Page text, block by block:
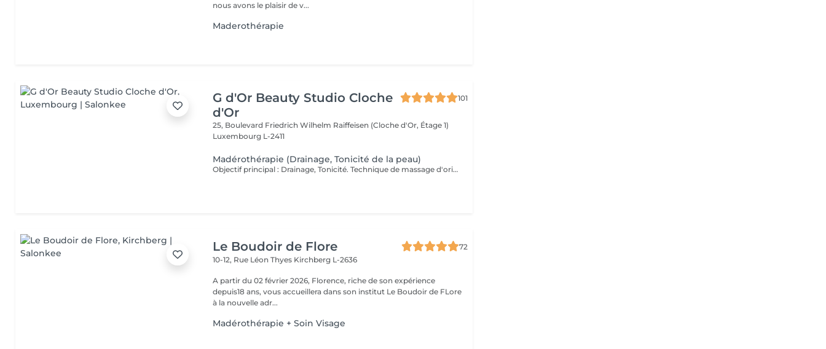
nous avons le plaisir de v...
Maderothérapie
G d'Or Beauty Studio Cloche
d'Or
101
25, Boulevard Friedrich Wilhelm Raiffeisen (Cloche d'Or, Étage 1)
Luxembourg L-2411
Madérothérapie (Drainage, Tonicité de la peau)
Objectif principal : Drainage, Tonicité. Technique de massage d'origine colombienne qui utilise des instruments en bois spécialement conçus pour remodeler le corps (anti-cellulite), stimuler la circulation sanguine et lymphatique et favoriser le drainage. Grâce à des mouvements ciblés et rythmés, ce soin agit en profondeur sur les tissus afin de relancer le système lymphatique et aider le corps à éliminer les toxines, tout en procurant une sensation de bien-être. Véritable alliée des silhouettes en quête de tonicité, la madérothérapie contribue à lisser l'aspect de la peau, à raffermir les zones ciblées et à redessiner progressivement les contours du corps. Dès les premières séances, la peau paraît plus ferme, le corps plus léger et visiblement revitalisé. Fréquence recommandée : Pour des résultats visibles et durables, une cure de 6 à 10 séances est conseillée, à raison de 1 à 2 séances par semaine selon les besoins et les objectifs. En entretien, une séance toutes les 2 à 3 semaines.
Le Boudoir de Flore
72
10-12, Rue Léon Thyes Kirchberg L-2636
A partir du 02 février 2026, Florence, riche de son expérience
depuis18 ans, vous accueillera dans son institut Le Boudoir de FLore
à la nouvelle adr...
Madérothérapie + Soin Visage